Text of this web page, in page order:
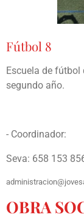
Fútbol 8
Escuela de
segundo año.
- Coordinador:
Seva: 658 153
OBRA